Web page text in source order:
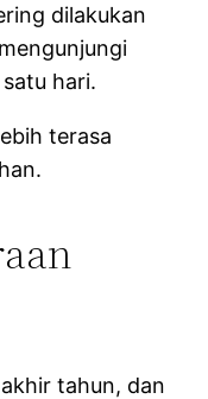
dilakukan
hari.
terasa
tahun, dan